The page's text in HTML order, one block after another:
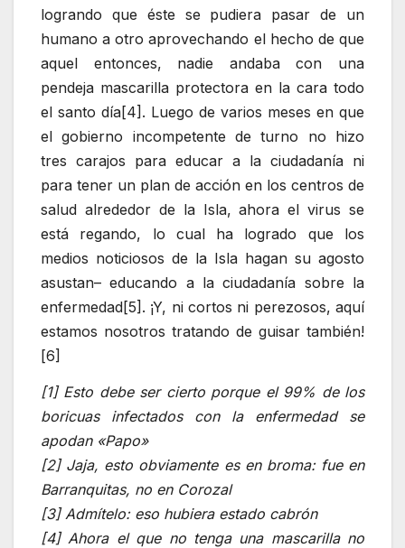
logrando que éste se pudiera pasar de un
humano a otro aprovechando el hecho de que
aquel entonces, nadie andaba con una
pendeja mascarilla protectora en la cara todo
el santo día[4]. Luego de varios meses en que
el gobierno incompetente de turno no hizo
tres carajos para educar a la ciudadanía ni
para tener un plan de acción en los centros de
salud alrededor de la Isla, ahora el virus se
está regando, lo cual ha logrado que los
medios noticiosos de la Isla hagan su agosto
asustan– educando a la ciudadanía sobre la
enfermedad[5]. ¡Y, ni cortos ni perezosos, aquí
estamos nosotros tratando de guisar también!
[6]
[1] Esto debe ser cierto porque el 99% de los
boricuas infectados con la enfermedad se
apodan «Papo»
[2] Jaja, esto obviamente es en broma: fue en
Barranquitas, no en Corozal
[3] Admítelo: eso hubiera estado cabrón
[4] Ahora el que no tenga una mascarilla no